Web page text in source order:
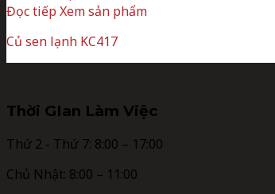
Đọc tiếp Xem sản phẩm
Củ sen lạnh KC417
Thời GIan Làm Việc
Thứ 2 - Thứ 7: 8:00 – 17:00
Chủ Nhật: 8:00 – 11:00